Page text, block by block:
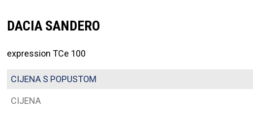
DACIA SANDERO
expression TCe 100
CIJENA S POPUSTOM
CIJENA